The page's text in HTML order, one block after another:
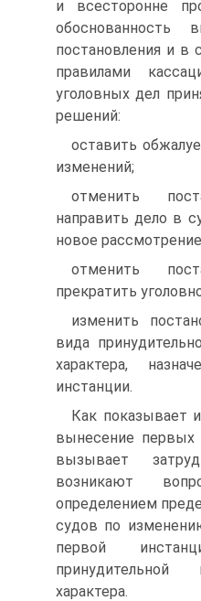
и всесторонне
обоснованность
постановления и в
правилами
уголовных дел
решений:
оставить
изменений;
отменить
направить дело в
новое
отменить
прекратить
изменить
вида
характера,
инстанции.
Как показывает
вынесение первых
вызывает
возникают
определением
судов по
первой
характера.